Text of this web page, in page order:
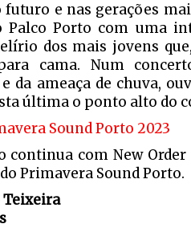
e nas gerações
Palco Porto com uma
dos mais jovens
cama. Num
da ameaça de chuva,
última o ponto alto do
com New Order
Primavera Sound Porto.